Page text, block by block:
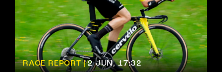
RACE REPORT | 2 JUN, 17:32